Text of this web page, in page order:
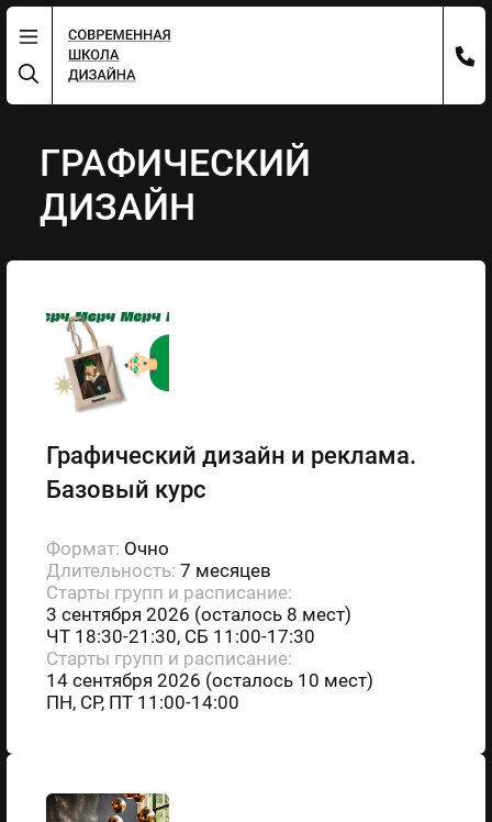
ГРАФИЧЕСКИЙ
ДИЗАЙН
Графический дизайн и реклама.
Базовый курс
Формат: Очно
Длительность: 7 месяцев
Старты групп и расписание:
3 сентября 2026 (осталось 8 мест)
ЧТ 18:30-21:30, СБ 11:00-17:30
Старты групп и расписание:
14 сентября 2026 (осталось 10 мест)
ПН, СР, ПТ 11:00-14:00